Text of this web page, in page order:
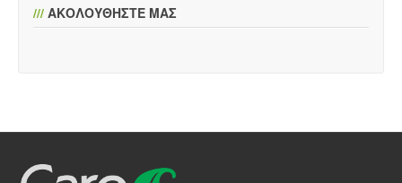
/// ΑΚΟΛΟΥΘΗΣΤΕ ΜΑΣ